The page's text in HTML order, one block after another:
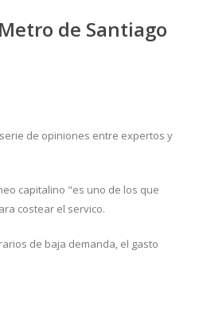
de Santiago
de opiniones entre expertos y
capitalino "es uno de los que
costear el servico.
de baja demanda, el gasto